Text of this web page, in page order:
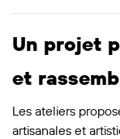
Un projet
et
Les ateliers
artisanales et